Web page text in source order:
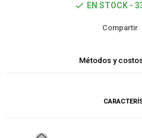
EN STOCK -
Métodos y